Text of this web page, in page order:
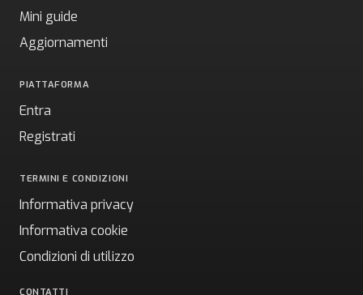
Mini guide
Aggiornamenti
PIATTAFORMA
Entra
Registrati
TERMINI E CONDIZIONI
Informativa privacy
Informativa cookie
Condizioni di utilizzo
CONTATTI